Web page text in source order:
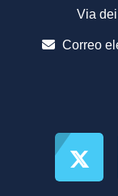
Via
Correo